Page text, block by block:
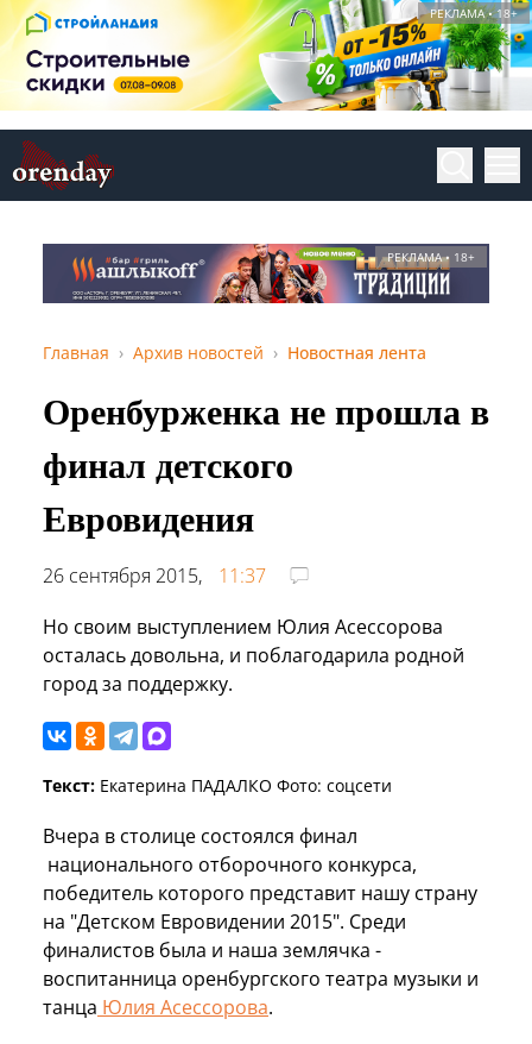
РЕКЛАМА • 18+
РЕКЛАМА • 18+
Главная Архив новостей Новостная лента
Оренбурженка не прошла в
финал детского
Евровидения
26 сентября 2015,
11:37
Но своим выступлением Юлия Асессорова
осталась довольна, и поблагодарила родной
город за поддержку.
Текст: Екатерина ПАДАЛКО Фото: соцсети
Вчера в столице состоялся финал
национального отборочного конкурса,
победитель которого представит нашу страну
на "Детском Евровидении 2015". Среди
финалистов была и наша землячка -
воспитанница оренбургского театра музыки и
танца Юлия Асессорова.